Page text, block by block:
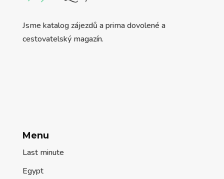
Jsme katalog zájezdů a prima dovolené a
cestovatelský magazín.
Menu
Last minute
Egypt